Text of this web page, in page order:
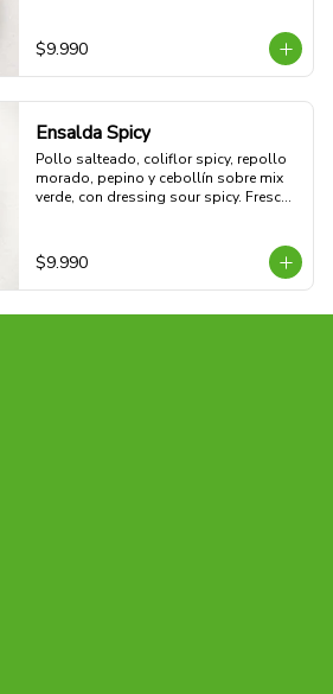
$9.990
Ensalda Spicy
Pollo salteado, coliflor spicy, repollo
morado, pepino y cebollín sobre mix
verde, con dressing sour spicy. Fresca,
10g grasa - 5g Fibra - 329 Kcal
$9.990